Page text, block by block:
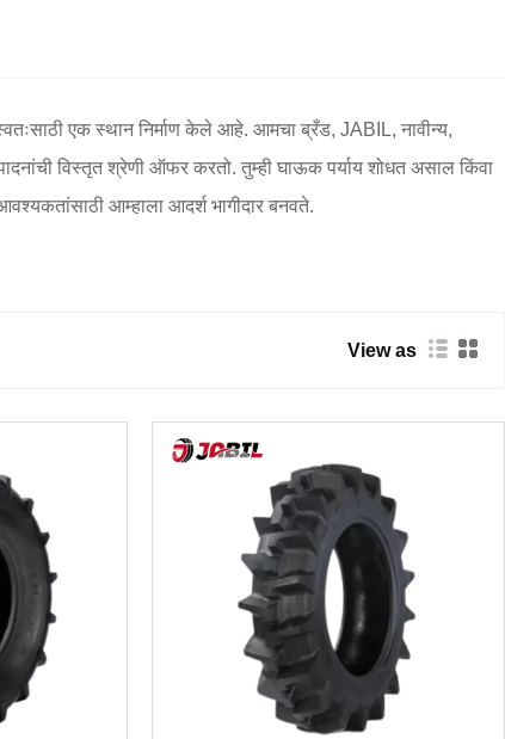
एक स्थान निर्माण केले आहे. आमचा ब्रँड, JABIL, नावीन्य,
विस्तृत श्रेणी ऑफर करतो. तुम्ही घाऊक पर्याय शोधत असाल किंवा
आम्हाला आदर्श भागीदार बनवते.
View as